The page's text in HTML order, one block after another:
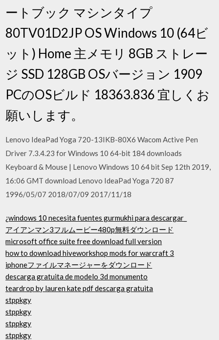
ートブック マシンタイプ
80TV01D2JP OS Windows 10 (64ビ
ット) Home 主メモリ 8GB ストレー
ジ SSD 128GB OSバージョン 1909
PCのOSビルド 18363.836 宜しくお
願いします。
Lenovo IdeaPad Yoga 720-13IKB-80X6 Wacom Active Pen
Driver 7.3.4.23 for Windows 10 64-bit 184 downloads
Keyboard & Mouse | Lenovo Windows 10 64 bit Sep 12th 2019,
16:06 GMT download Lenovo IdeaPad Yoga 720 87
1996/05/07 2018/07/09 2017/11/18
¿windows 10 necesita fuentes gurmukhi para descargar_
アイアンマン3フルムービー480p無料ダウンロード
microsoft office suite free download full version
how to download hiveworkshop mods for warcraft 3
iphoneファイルマネージャーをダウンロード
descarga gratuita de modelo 3d monumento
teardrop by lauren kate pdf descarga gratuita
stppkgy
stppkgy
stppkgy
stppkgy